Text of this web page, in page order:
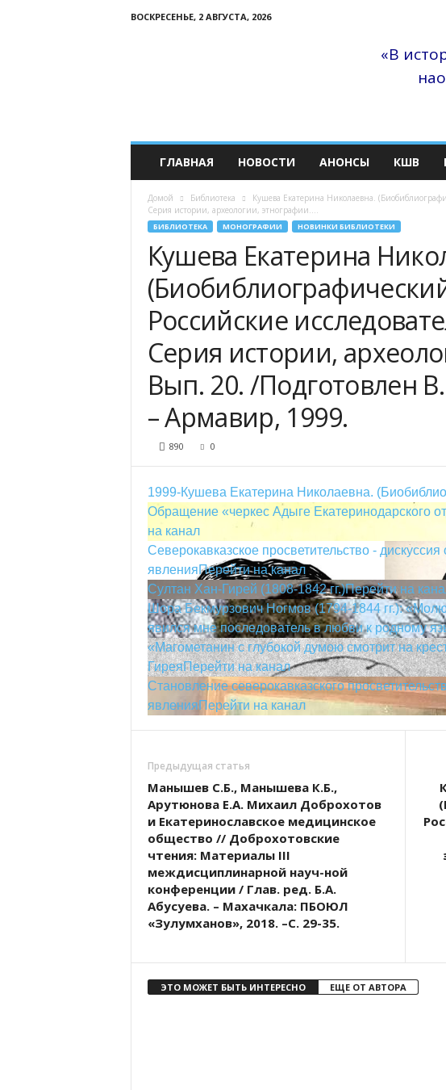
ВОСКРЕСЕНЬЕ, 2 АВГУСТА, 2026
й
«В
ГЛАВНАЯ НОВОСТИ АНОНСЫ КШВ
Домой Библиотека
Кушева Екатерина Николаевна.
Серия истории, археологии, этнографии....
БИБЛИОТЕКА МОНОГРАФИИ НОВИНКИ БИБЛИОТЕКИ
Кушева Екатерина
Российские
Серия истории,
Вып. 20. /Подготовлен
– Армавир, 1999.
890 0
1999-Кушева Екатерина Николаевна.
Обращение «черкес Адыге Екатеринодарского
на канал
Северокавказское просветительство - дискуссия
явленияПерейти на канал
Султан Хан-Гирей (1808-1842 гг.)Перейти на
Шора Бекмурзович Ногмов (1794-1844 гг.):
явился мне последователь в любви к родному
«Магометанин с глубокой думою смотрит на
ГиреяПерейти на канал
Становление северокавказского
явленияПерейти на канал
Предыдущая статья
Манышев С.Б., Манышева К.Б.,
Арутюнова Е.А. Михаил Доброхотов
и Екатеринославское медицинское
общество // Доброхотовские
чтения: Материалы III
междисциплинарной науч-ной
конференции / Глав. ред. Б.А.
Абусуева. – Махачкала: ПБОЮЛ
«Зулумханов», 2018. –С. 29-35.
ЭТО МОЖЕТ БЫТЬ ИНТЕРЕСНО ЕЩЕ ОТ АВТОРА